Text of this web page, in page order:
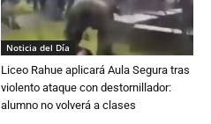
Noticia del Día
Liceo Rahue aplicará Aula Segura tras
violento ataque con destornillador:
alumno no volverá a clases